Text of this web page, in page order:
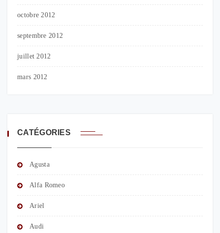
octobre 2012
septembre 2012
juillet 2012
mars 2012
CATÉGORIES
Agusta
Alfa Romeo
Ariel
Audi